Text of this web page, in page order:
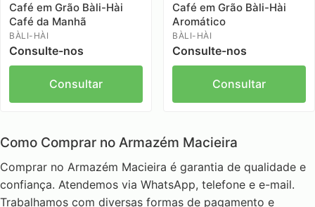
Café em Grão Bàli-Hài
Café da Manhã
BÀLI-HÀI
Consulte-nos
Consultar
Café em Grão Bàli-Hài
Aromático
BÀLI-HÀI
Consulte-nos
Consultar
Como Comprar no Armazém Macieira
Comprar no Armazém Macieira é garantia de qualidade e
confiança. Atendemos via WhatsApp, telefone e e-mail.
Trabalhamos com diversas formas de pagamento e